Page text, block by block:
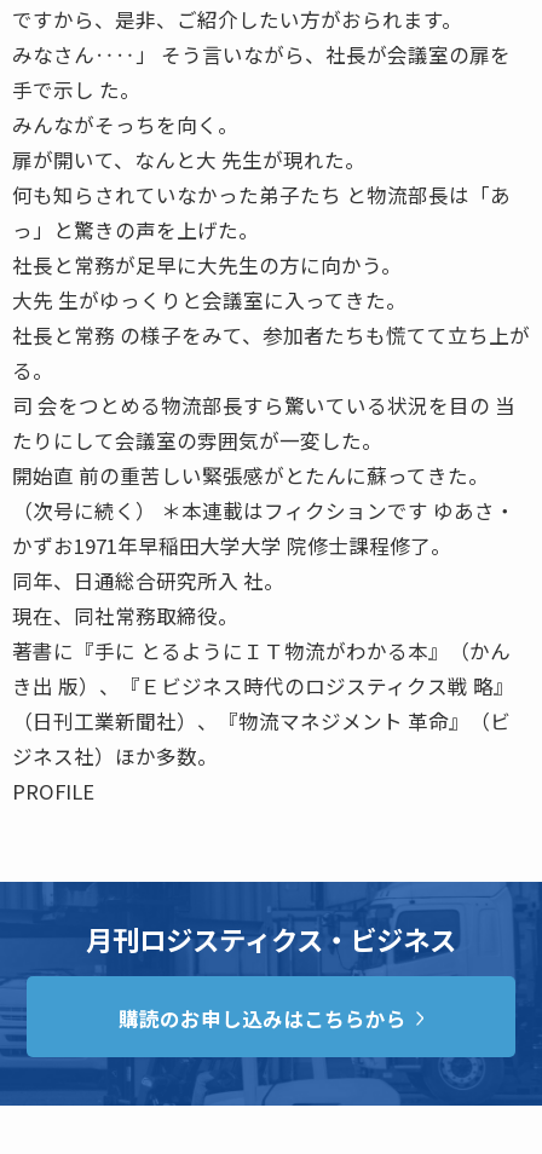
ですから、是非、ご紹介したい方がおられます。
みなさん‥‥」 そう言いながら、社長が会議室の扉を
手で示し た。
みんながそっちを向く。
扉が開いて、なんと大 先生が現れた。
何も知らされていなかった弟子たち と物流部長は「あ
っ」と驚きの声を上げた。
社長と常務が足早に大先生の方に向かう。
大先 生がゆっくりと会議室に入ってきた。
社長と常務 の様子をみて、参加者たちも慌てて立ち上が
る。
司 会をつとめる物流部長すら驚いている状況を目の 当
たりにして会議室の雰囲気が一変した。
開始直 前の重苦しい緊張感がとたんに蘇ってきた。
（次号に続く） ＊本連載はフィクションです ゆあさ・
かずお1971年早稲田大学大学 院修士課程修了。
同年、日通総合研究所入 社。
現在、同社常務取締役。
著書に『手に とるようにＩＴ物流がわかる本』（かん
き出 版）、『Ｅビジネス時代のロジスティクス戦 略』
（日刊工業新聞社）、『物流マネジメント 革命』（ビ
ジネス社）ほか多数。
PROFILE
月刊ロジスティクス・ビジネス
購読のお申し込みはこちらから